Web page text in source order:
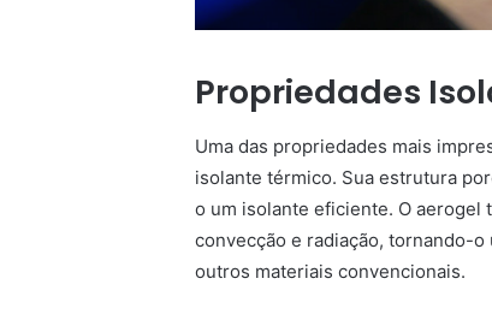
Propriedades
Uma das propriedades mais
isolante térmico. Sua estrutura
o um isolante eficiente. O aerogel
convecção e radiação, tornando-
outros materiais convencionais.